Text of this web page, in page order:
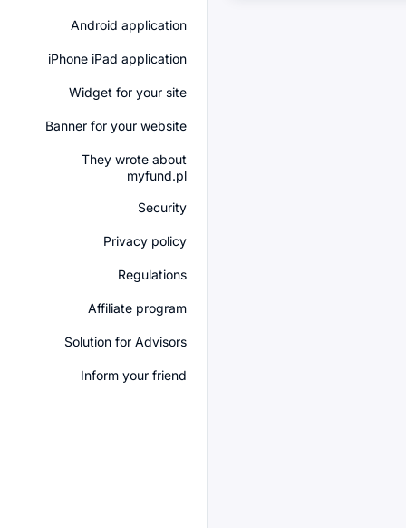
Android application
iPhone iPad application
Widget for your site
Banner for your website
They wrote about
myfund.pl
Security
Privacy policy
Regulations
Affiliate program
Solution for Advisors
Inform your friend